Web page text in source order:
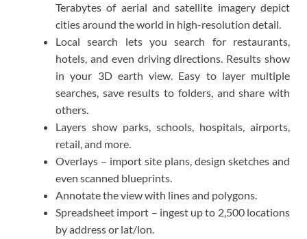
Terabytes of aerial and satellite imagery depict
cities around the world in high-resolution detail.
Local search lets you search for restaurants,
hotels, and even driving directions. Results show
in your 3D earth view. Easy to layer multiple
searches, save results to folders, and share with
others.
Layers show parks, schools, hospitals, airports,
retail, and more.
Overlays – import site plans, design sketches and
even scanned blueprints.
Annotate the view with lines and polygons.
Spreadsheet import – ingest up to 2,500 locations
by address or lat/lon.